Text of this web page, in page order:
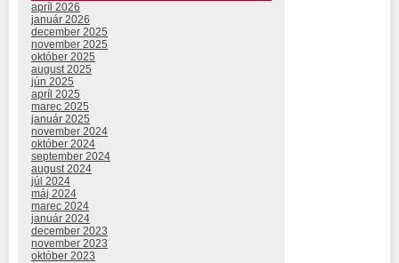
apríl 2026
január 2026
december 2025
november 2025
október 2025
august 2025
jún 2025
apríl 2025
marec 2025
január 2025
november 2024
október 2024
september 2024
august 2024
júl 2024
máj 2024
marec 2024
január 2024
december 2023
november 2023
október 2023